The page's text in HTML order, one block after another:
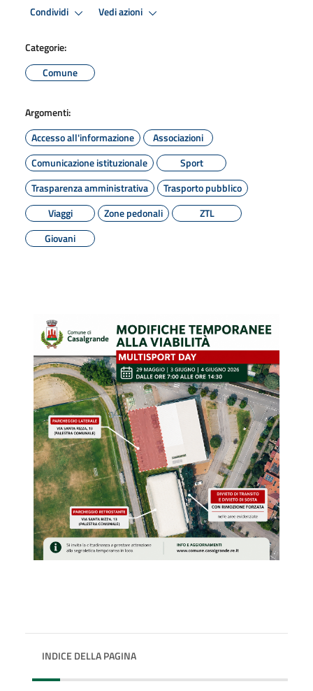
Condividi Vedi azioni
Categorie:
Comune
Argomenti:
Accesso all'informazione
Associazioni
Comunicazione istituzionale
Sport
Trasparenza amministrativa
Trasporto pubblico
Viaggi
Zone pedonali
ZTL
Giovani
INDICE DELLA PAGINA